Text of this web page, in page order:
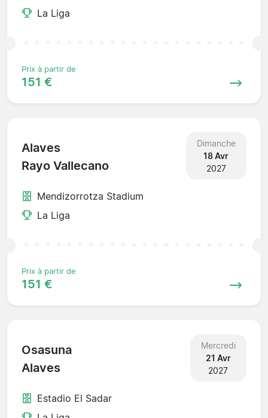
La Liga
Prix à partir de
151 €
Alaves
Rayo Vallecano
Dimanche
18 Avr
2027
Mendizorrotza Stadium
La Liga
Prix à partir de
151 €
Osasuna
Alaves
Mercredi
21 Avr
2027
Estadio El Sadar